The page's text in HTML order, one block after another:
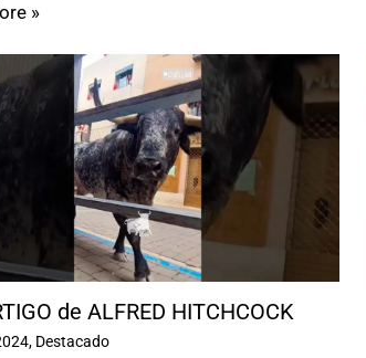
»
de ALFRED HITCHCOCK
, Destacado